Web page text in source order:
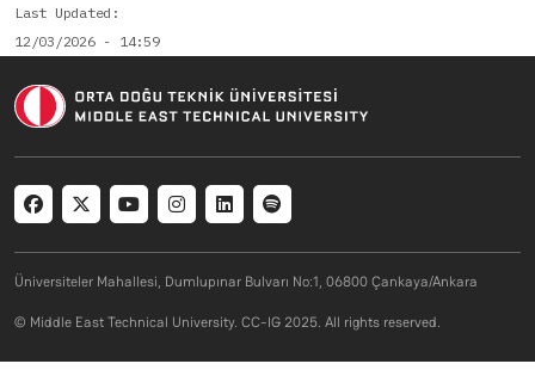
Last Updated
12/03/2026 - 14:59
Social menu
Üniversiteler Mahallesi, Dumlupınar Bulvarı No:1, 06800 Çankaya/Ankara
© Middle East Technical University. CC-IG 2025. All rights reserved.